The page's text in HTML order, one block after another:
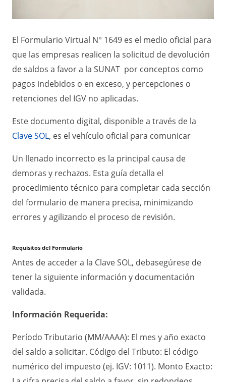
El Formulario Virtual N° 1649 es el medio oficial para
que las empresas realicen la solicitud de devolución
de saldos a favor a la SUNAT por conceptos como
pagos indebidos o en exceso, y percepciones o
retenciones del IGV no aplicadas.
Este documento digital, disponible a través de la
Clave SOL, es el vehículo oficial para comunicar
Un llenado incorrecto es la principal causa de
demoras y rechazos. Esta guía detalla el
procedimiento técnico para completar cada sección
del formulario de manera precisa, minimizando
errores y agilizando el proceso de revisión.
Requisitos del Formulario
Antes de acceder a la Clave SOL, debasegúrese de
tener la siguiente información y documentación
validada.
Información Requerida:
Período Tributario (MM/AAAA): El mes y año exacto
del saldo a solicitar. Código del Tributo: El código
numérico del impuesto (ej. IGV: 1011). Monto Exacto: